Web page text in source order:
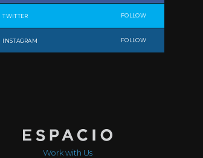
TWITTER FOLLOW
INSTAGRAM FOLLOW
Work with Us